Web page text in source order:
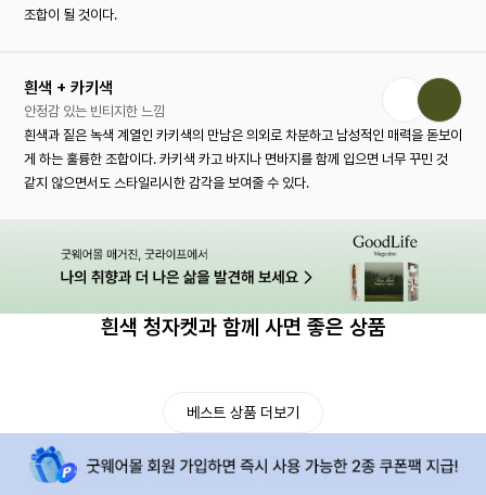
조합이 될 것이다.
흰색 + 카키색
안정감 있는 빈티지한 느낌
흰색과 짙은 녹색 계열인 카키색의 만남은 의외로 차분하고 남성적인 매력을 돋보이
게 하는 훌륭한 조합이다. 카키색 카고 바지나 면바지를 함께 입으면 너무 꾸민 것
같지 않으면서도 스타일리시한 감각을 보여줄 수 있다.
흰색 청자켓과 함께 사면 좋은 상품
베스트 상품 더보기